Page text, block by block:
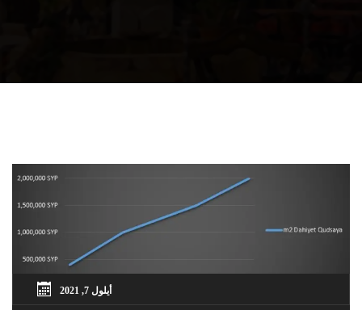
أيلول 7, 2021